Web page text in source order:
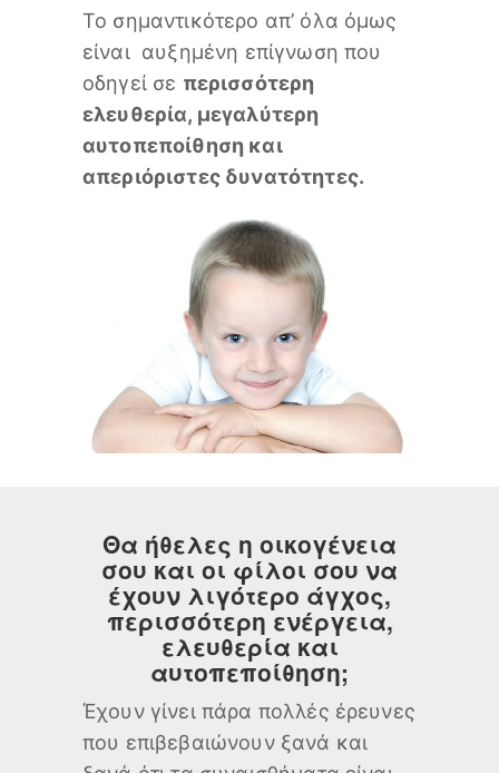
Το σημαντικότερο απ’ όλα όμως
είναι αυξημένη επίγνωση που
οδηγεί σε περισσότερη
ελευθερία, μεγαλύτερη
αυτοπεποίθηση και
απεριόριστες δυνατότητες.
Θα ήθελες η οικογένεια
σου και οι φίλοι σου να
έχουν λιγότερο άγχος,
περισσότερη ενέργεια,
ελευθερία και
αυτοπεποίθηση;
Έχουν γίνει πάρα πολλές έρευνες
που επιβεβαιώνουν ξανά και